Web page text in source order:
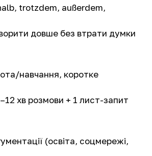
trotzdem, außerdem,
довше без втрати думки
навчання, коротке
хв розмови + 1 лист-запит
(освіта, соцмережі,